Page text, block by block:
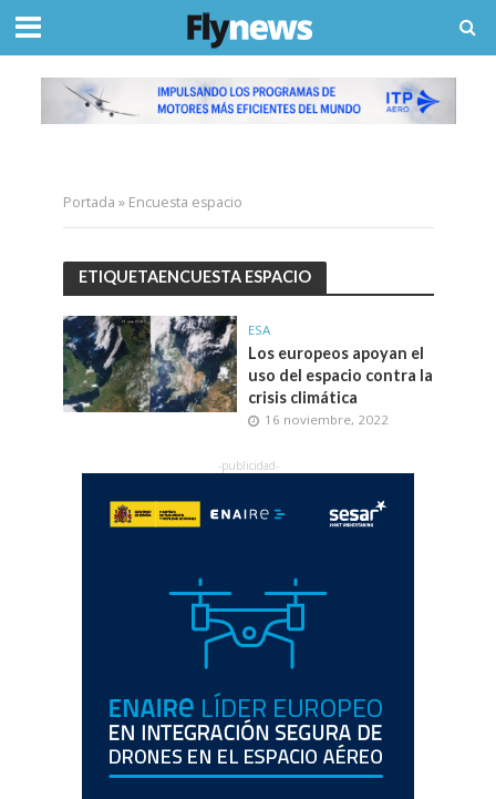
Portada » Encuesta espacio
ETIQUETAENCUESTA ESPACIO
ESA
Los europeos apoyan el
uso del espacio contra la
crisis climática
16 noviembre, 2022